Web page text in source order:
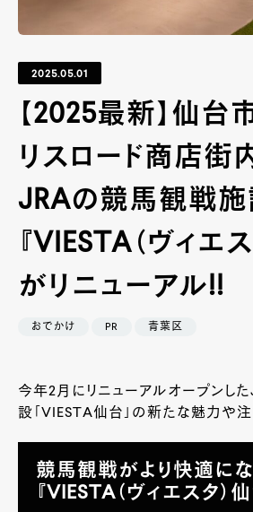
2025.05.01
【2025最新】仙台
リスロード商店街
JRAの競馬観戦施
『VIESTA（ヴィエ
がリニューアル!!
おでかけ PR 青葉区
今年2月にリニューアルオープンし
設「VIESTA仙台」の新たな魅力や
競馬観戦がより快適に
『VIESTA（ヴィエスタ）仙